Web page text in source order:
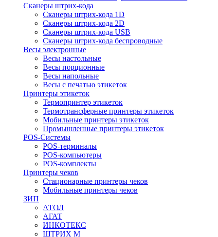
Сканеры штрих-кода
Сканеры штрих-кода 1D
Сканеры штрих-кода 2D
Сканеры штрих-кода USB
Сканеры штрих-кода беспроводные
Весы электронные
Весы настольные
Весы порционные
Весы напольные
Весы с печатью этикеток
Принтеры этикеток
Термопринтер этикеток
Термотрансферные принтеры этикеток
Мобильные принтеры этикеток
Промышленные принтеры этикеток
POS-Системы
POS-терминалы
POS-компьютеры
POS-комплекты
Принтеры чеков
Стационарные принтеры чеков
Мобильные принтеры чеков
ЗИП
АТОЛ
АГАТ
ИНКОТЕКС
ШТРИХ М